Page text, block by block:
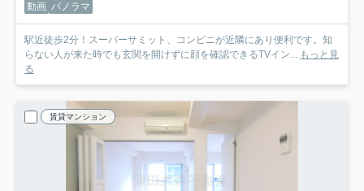
動画 パノラマ
駅近徒歩2分！スーパーサミット、コンビニが近隣にあり便利です。知
らない人が来た時でも玄関を開けずに顔を確認できるTVイン... もっと見
る
賃貸マンション